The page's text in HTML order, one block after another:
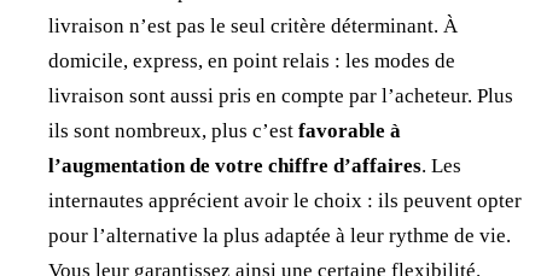
livraison n’est pas le seul critère déterminant. À
domicile, express, en point relais : les modes de
livraison sont aussi pris en compte par l’acheteur. Plus
ils sont nombreux, plus c’est favorable à
l’augmentation de votre chiffre d’affaires. Les
internautes apprécient avoir le choix : ils peuvent opter
pour l’alternative la plus adaptée à leur rythme de vie.
Vous leur garantissez ainsi une certaine flexibilité.